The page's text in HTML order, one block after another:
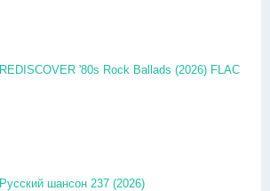
REDISCOVER '80s Rock Ballads (2026) FLAC
Русский шансон 237 (2026)